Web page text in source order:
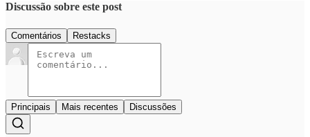
Discussão sobre este post
Comentários Restacks
Principais Mais recentes Discussões